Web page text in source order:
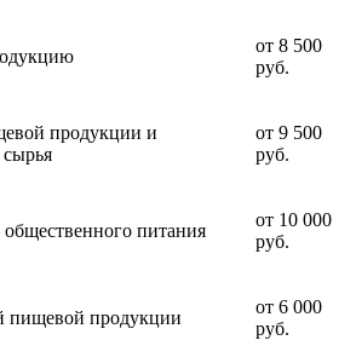
от 8 500
руб.
продукции и
сырья
от 9 500
руб.
питания
от 10 000
руб.
пищевой продукции
от 6 000
руб.